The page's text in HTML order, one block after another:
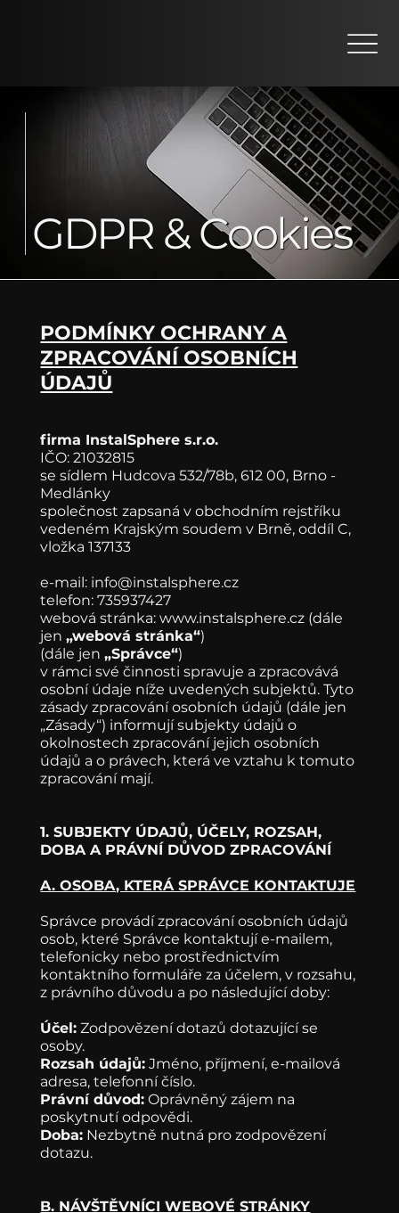
PODMÍNKY OCHRANY A
ZPRACOVÁNÍ OSOBNÍCH
ÚDAJŮ
firma InstalSphere s.r.o.
IČO: 21032815
se sídlem Hudcova 532/78b, 612 00, Brno -
Medlánky
společnost zapsaná v obchodním rejstříku
vedeném Krajským soudem v Brně, oddíl C,
vložka 137133
e-mail: info@instalsphere.cz
telefon: 735937427
webová stránka:www.instalsphere.cz (dále
jen„webová stránka“)
(dále jen„Správce“)
v rámci své činnosti spravuje a zpracovává
osobní údaje níže uvedených subjektů. Tyto
zásady zpracování osobních údajů (dále jen
„Zásady“) informují subjekty údajů o
okolnostech zpracování jejich osobních
údajů a o právech, která ve vztahu k tomuto
zpracování mají.
1. SUBJEKTY ÚDAJŮ, ÚČELY, ROZSAH,
DOBA A PRÁVNÍ DŮVOD ZPRACOVÁNÍ
A. OSOBA, KTERÁ SPRÁVCE KONTAKTUJE
Správce provádí zpracování osobních údajů
osob, které Správce kontaktují e-mailem,
telefonicky nebo prostřednictvím
kontaktního formuláře za účelem, v rozsahu,
z právního důvodu a po následující doby:
Účel: Zodpovězení dotazů dotazující se
osoby.
Rozsah údajů: Jméno, příjmení, e-mailová
adresa, telefonní číslo.
Právní důvod: Oprávněný zájem na
poskytnutí odpovědi.
Doba: Nezbytně nutná pro zodpovězení
dotazu.
B. NÁVŠTĚVNÍCI WEBOVÉ STRÁNKY
GDPR & Cookies